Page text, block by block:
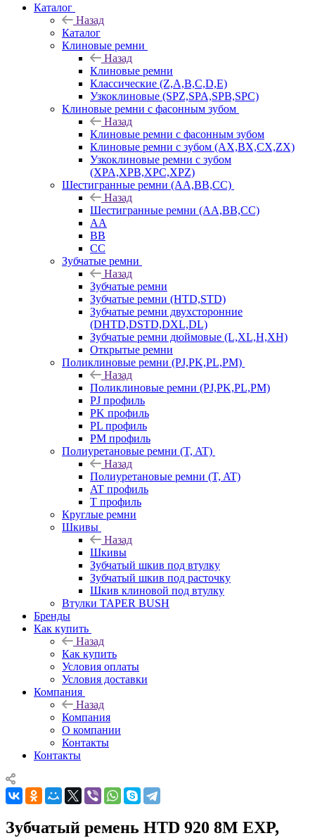
Каталог
Назад
Каталог
Клиновые ремни
Назад
Клиновые ремни
Классические (Z,A,B,C,D,E)
Узкоклиновые (SPZ,SPA,SPB,SPC)
Клиновые ремни с фасонным зубом
Назад
Клиновые ремни с фасонным зубом
Клиновые ремни с зубом (AX,BX,CX,ZX)
Узкоклиновые ремни с зубом
(XPA,XPB,XPC,XPZ)
Шестигранные ремни (AA,BB,CC)
Назад
Шестигранные ремни (AA,BB,CC)
AA
BB
CC
Зубчатые ремни
Назад
Зубчатые ремни
Зубчатые ремни (HTD,STD)
Зубчатые ремни двухсторонние
(DHTD,DSTD,DXL,DL)
Зубчатые ремни дюймовые (L,XL,H,XH)
Открытые ремни
Поликлиновые ремни (PJ,PK,PL,PM)
Назад
Поликлиновые ремни (PJ,PK,PL,PM)
PJ профиль
PK профиль
PL профиль
PM профиль
Полиуретановые ремни (T, AT)
Назад
Полиуретановые ремни (T, AT)
AT профиль
T профиль
Круглые ремни
Шкивы
Назад
Шкивы
Зубчатый шкив под втулку
Зубчатый шкив под расточку
Шкив клиновой под втулку
Втулки TAPER BUSH
Бренды
Как купить
Назад
Как купить
Условия оплаты
Условия доставки
Компания
Назад
Компания
О компании
Контакты
Контакты
Зубчатый ремень HTD 920 8M EXP,